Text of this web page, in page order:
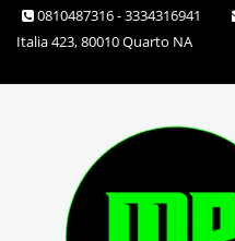
Skip 0810487316 - 3334316941
Italia 423, 80010 Quarto NA